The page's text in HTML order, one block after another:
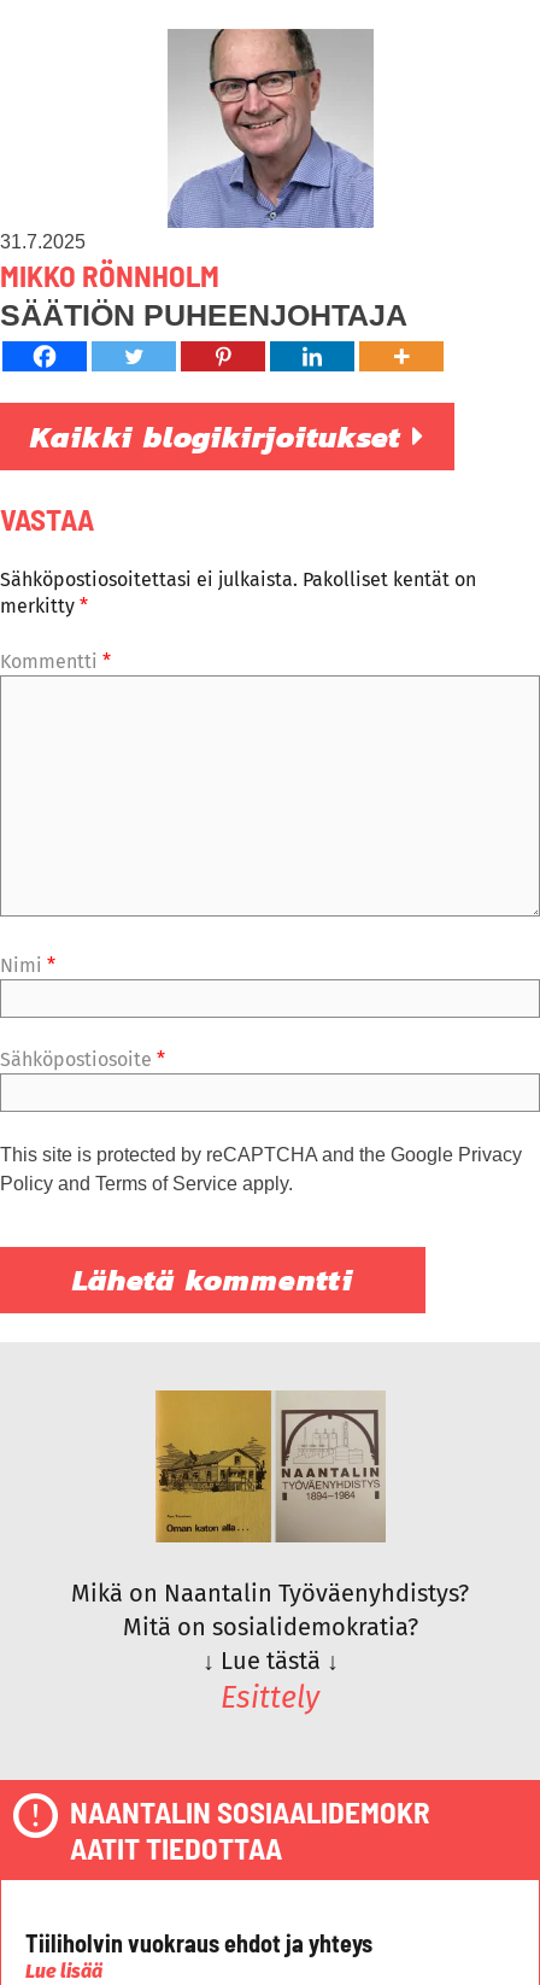
31.7.2025
MIKKO RÖNNHOLM
SÄÄTIÖN PUHEENJOHTAJA
Kaikki blogikirjoitukset
VASTAA
Sähköpostiosoitettasi ei julkaista. Pakolliset kentät on
merkitty *
Kommentti *
Nimi *
Sähköpostiosoite *
This site is protected by reCAPTCHA and the Google Privacy
Policy and Terms of Service apply.
Mikä on Naantalin Työväenyhdistys?
Mitä on sosialidemokratia?
↓ Lue tästä ↓
Esittely
NAANTALIN SOSIAALIDEMOKR
AATIT TIEDOTTAA
Tiiliholvin vuokraus ehdot ja yhteys
Lue lisää